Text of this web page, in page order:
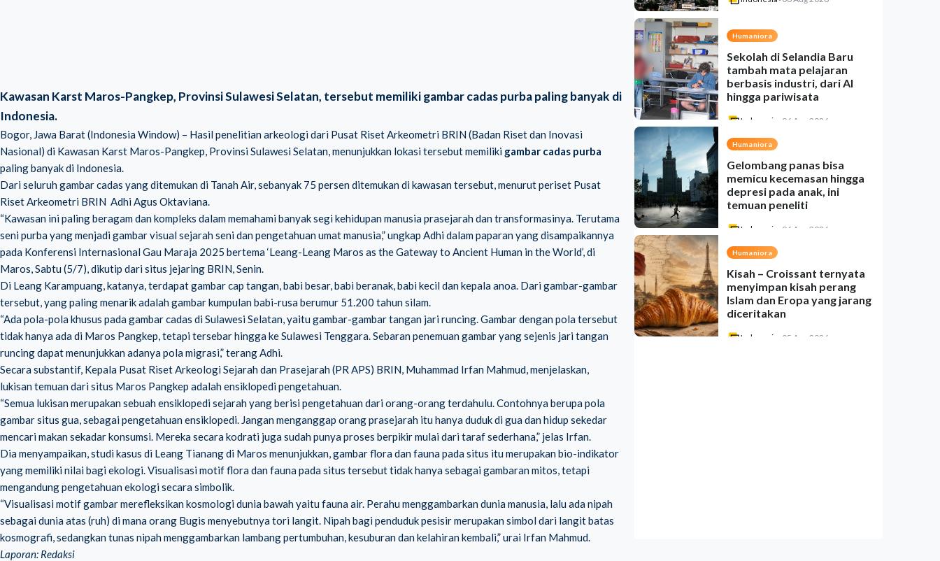
Kawasan Karst Maros-Pangkep, Provinsi Sulawesi Selatan, tersebut memiliki gambar cadas purba paling banyak di
Indonesia.
Bogor, Jawa Barat (Indonesia Window) – Hasil penelitian arkeologi dari Pusat Riset Arkeometri BRIN (Badan Riset dan Inovasi
Nasional) di Kawasan Karst Maros-Pangkep, Provinsi Sulawesi Selatan, menunjukkan lokasi tersebut memiliki gambar cadas purba
paling banyak di Indonesia.
Dari seluruh gambar cadas yang ditemukan di Tanah Air, sebanyak 75 persen ditemukan di kawasan tersebut, menurut periset Pusat
Riset Arkeometri BRIN Adhi Agus Oktaviana.
“Kawasan ini paling beragam dan kompleks dalam memahami banyak segi kehidupan manusia prasejarah dan transformasinya. Terutama
seni purba yang menjadi gambar visual sejarah seni dan pengetahuan umat manusia,” ungkap Adhi dalam paparan yang disampaikannya
pada Konferensi Internasional Gau Maraja 2025 bertema ‘Leang-Leang Maros as the Gateway to Ancient Human in the World’, di
Maros, Sabtu (5/7), dikutip darisitus jejaring BRIN, Senin.
Di Leang Karampuang, katanya, terdapat gambar cap tangan, babi besar, babi beranak, babi kecil dan kepala anoa. Dari gambar-gambar
tersebut, yang paling menarik adalah gambar kumpulan babi-rusa berumur 51.200 tahun silam.
“Ada pola-pola khusus pada gambar cadas di Sulawesi Selatan, yaitu gambar-gambar tangan jari runcing. Gambar dengan pola tersebut
tidak hanya ada di Maros Pangkep, tetapi tersebar hingga ke Sulawesi Tenggara. Sebaran penemuan gambar yang sejenis jari tangan
runcing dapat menunjukkan adanya pola migrasi,” terang Adhi.
Secara substantif, Kepala Pusat Riset Arkeologi Sejarah dan Prasejarah (PR APS) BRIN, Muhammad Irfan Mahmud, menjelaskan,
lukisan temuan dari situs Maros Pangkep adalah ensiklopedi pengetahuan.
“Semua lukisan merupakan sebuah ensiklopedi sejarah yang berisi pengetahuan dari orang-orang terdahulu. Contohnya berupa pola
gambar situs gua, sebagai pengetahuan ensiklopedi. Jangan menganggap orang prasejarah itu hanya duduk di gua dan hidup sekedar
mencari makan sekadar konsumsi. Mereka secara kodrati juga sudah punya proses berpikir mulai dari taraf sederhana,” jelas Irfan.
Dia menyampaikan, studi kasus di Leang Tianang di Maros menunjukkan, gambar flora dan fauna pada situs itu merupakan bio-indikator
yang memiliki nilai bagi ekologi. Visualisasi motif flora dan fauna pada situs tersebut tidak hanya sebagai gambaran mitos, tetapi
mengandung pengetahuan ekologi secara simbolik.
“Visualisasi motif gambar merefleksikan kosmologi dunia bawah yaitu fauna air. Perahu menggambarkan dunia manusia, lalu ada nipah
sebagai dunia atas (ruh) di mana orang Bugis menyebutnya tori langit. Nipah bagi penduduk pesisir merupakan simbol dari langit batas
kosmografi, sedangkan tunas nipah menggambarkan lambang pertumbuhan, kesuburan dan kelahiran kembali,” urai Irfan Mahmud.
Laporan: Redaksi
Humaniora
Sekolah di Selandia Baru
tambah mata pelajaran
berbasis industri, dari AI
hingga pariwisata
Indonesia 06 Aug 2026
Humaniora
Gelombang panas bisa
memicu kecemasan hingga
depresi pada anak, ini
temuan peneliti
Indonesia 06 Aug 2026
Humaniora
Kisah – Croissant ternyata
menyimpan kisah perang
Islam dan Eropa yang jarang
diceritakan
Indonesia 05 Aug 2026